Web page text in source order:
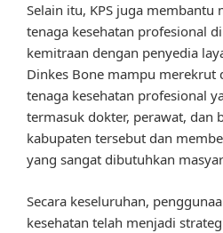
Selain itu, KPS juga membantu
tenaga kesehatan profesional
kemitraan dengan penyedia
Dinkes Bone mampu merekrut
tenaga kesehatan profesional
termasuk dokter, perawat, dan
kabupaten tersebut dan
yang sangat dibutuhkan
Secara keseluruhan,
kesehatan telah menjadi